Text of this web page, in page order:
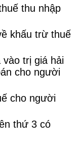
thu nhập
khấu trừ thuế
vào trị giá hải
cho người
cho người
thứ 3 có